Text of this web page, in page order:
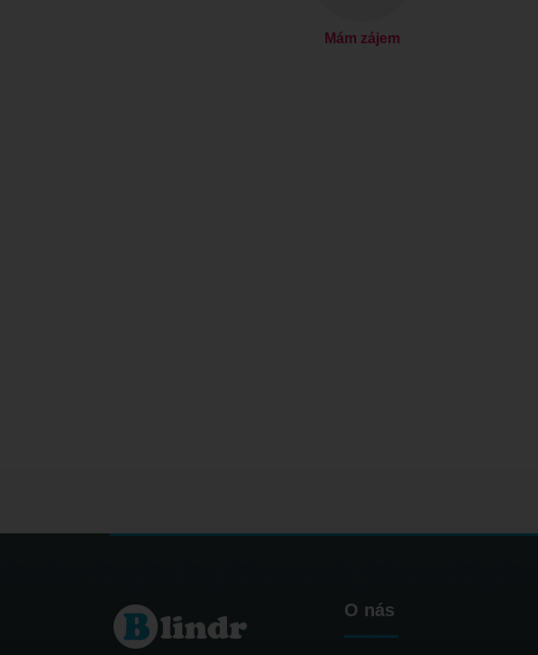
Mám zájem
O nás